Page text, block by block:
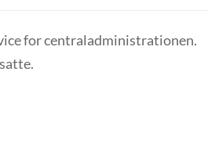
for centraladministrationen.